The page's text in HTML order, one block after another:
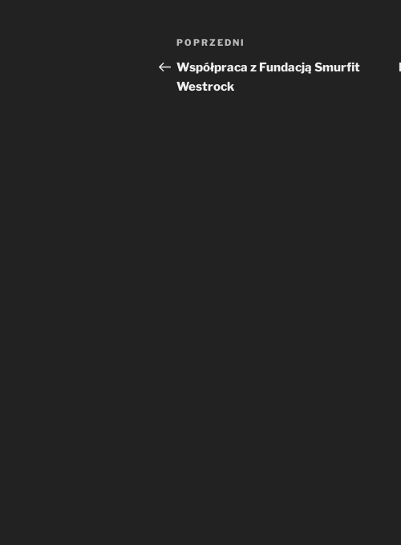
Nawigacja
wpisu
Poprzedni
wpis
POPRZEDNI
Współpraca z Fundacją Smurfit
Westrock